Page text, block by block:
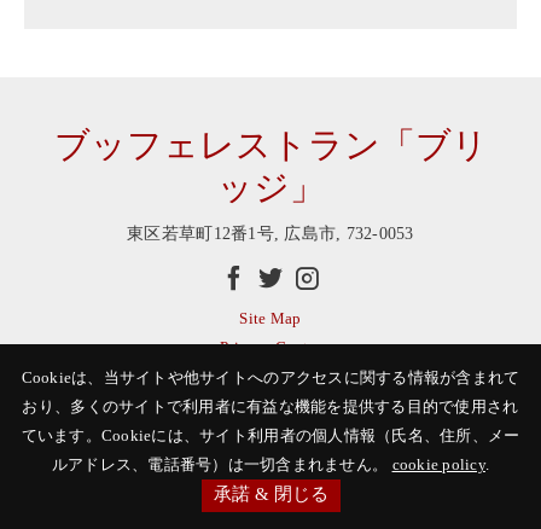
ブッフェレストラン「ブリ
ッジ」
東区若草町12番1号, 広島市, 732-0053
facebook
twitterinstagram
Site Map
Privacy Center
Website Accessibility
Powered by MDS
Cookieは、当サイトや他サイトへのアクセスに関する情報が含まれて
おり、多くのサイトで利用者に有益な機能を提供する目的で使用され
ています。Cookieには、サイト利用者の個人情報（氏名、住所、メー
ルアドレス、電話番号）は一切含まれません。 cookie policy.
承諾 & 閉じる